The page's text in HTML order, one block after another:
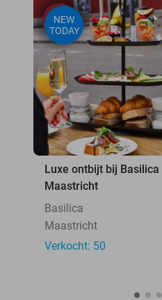
NEW
TODAY
Luxe ontbijt bij
Maastricht
Basilica
Maastricht
Verkocht: 50